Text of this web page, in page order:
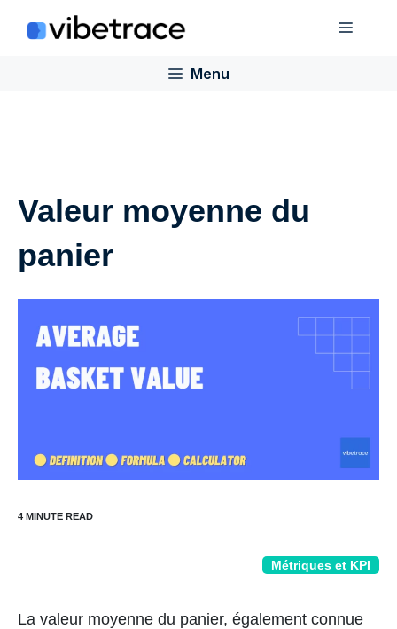
Menu
Menu
Valeur moyenne du
panier
Métriques et KPI
La valeur moyenne du panier, également connue